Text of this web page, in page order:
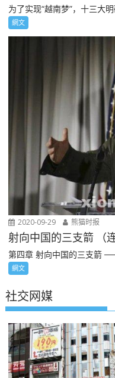
为了实现“越南梦”，十三大明
網文
2020-09-29 熊猫时报
射向中国的三支箭 （
第四章 射向中国的三支箭
網文
社交网媒